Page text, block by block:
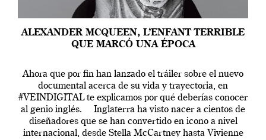
ALEXANDER MCQUEEN, L’ENFANT TERRIBLE
QUE MARCÓ UNA ÉPOCA
Ahora que por fin han lanzado el tráiler sobre el nuevo
documental acerca de su vida y trayectoria, en
#VEINDIGITAL te explicamos por qué deberías conocer
al genio inglés. Inglaterra ha visto nacer a cientos de
diseñadores que se han convertido en icono a nivel
internacional, desde Stella McCartney hasta Vivienne